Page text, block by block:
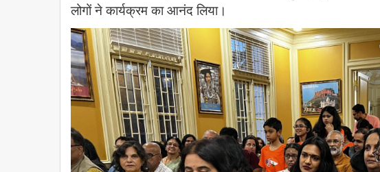
लोगों ने कार्यक्रम का आनंद लिया।